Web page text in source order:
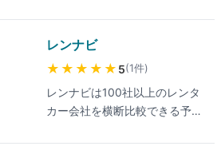
下されるケースがあった」とい
う指摘も寄せられているため、
ポイント加算条件は予約前に詳
細をご確認ください。対応エリ
アは全国47都道府県をカバー
94%が高評価という実績があ
り、免責補償・カーナビ・ETC
がすべて税込で含まれる「コミ
追加費用なしで総額を比較しや
すい料金プランが特徴です。最
レンナビ
★★★★★ 5(1件)
レンナビは100社以上のレンタ
カー会社を横断比較できる予約
地域密着業者までを同じ画面で